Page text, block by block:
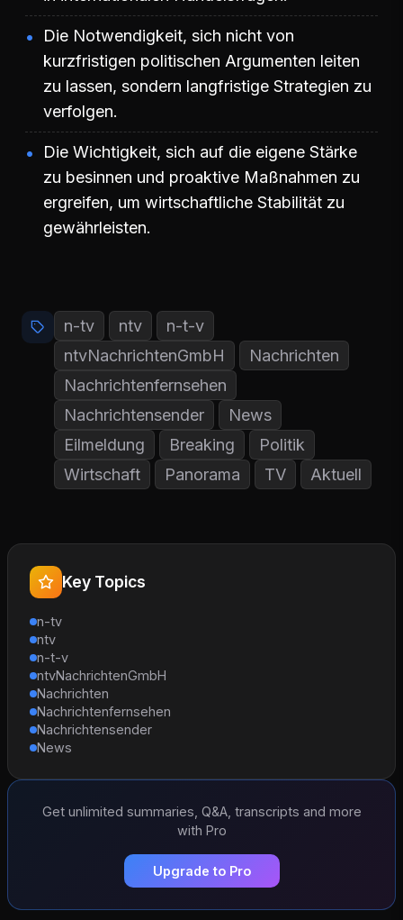
Die Notwendigkeit, sich nicht von
kurzfristigen politischen Argumenten leiten
zu lassen, sondern langfristige Strategien zu
verfolgen.
Die Wichtigkeit, sich auf die eigene Stärke
zu besinnen und proaktive Maßnahmen zu
ergreifen, um wirtschaftliche Stabilität zu
gewährleisten.
n-tv ntv
n-t-v
ntvNachrichtenGmbH
Nachrichten
Nachrichtenfernsehen
Nachrichtensender
News
Eilmeldung
Breaking
Politik
Wirtschaft
Panorama TV Aktuell
Key Topics
n-tv
ntv
n-t-v
ntvNachrichtenGmbH
Nachrichten
Nachrichtenfernsehen
Nachrichtensender
News
Get unlimited summaries, Q&A, transcripts and more
with Pro
Upgrade to Pro